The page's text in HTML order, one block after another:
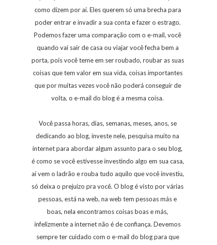
como dizem por aí. Eles querem só uma brecha para
poder entrar e invadir a sua conta e fazer o estrago.
Podemos fazer uma comparação com o e-mail, você
quando vai sair de casa ou viajar você fecha bem a
porta, pois você teme em ser roubado, roubar as suas
coisas que tem valor em sua vida, coisas importantes
que por muitas vezes você não poderá conseguir de
volta, o e-mail do blog é a mesma coisa.
Você passa horas, dias, semanas, meses, anos, se
dedicando ao blog, investe nele, pesquisa muito na
internet para abordar algum assunto para o seu blog,
é como se você estivesse investindo algo em sua casa,
aí vem o ladrão e rouba tudo aquilo que você investiu,
só deixa o prejuízo pra você. O blog é visto por várias
pessoas, está na web, na web tem pessoas más e
boas, nela encontramos coisas boas e más,
infelizmente a internet não é de confiança. Devemos
sempre ter cuidado com o e-mail do blog para que